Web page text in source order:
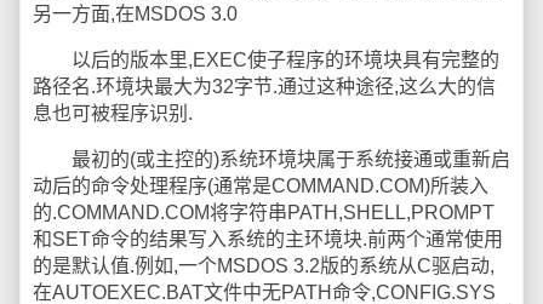
另一方面,在MSDOS 3.0
以后的版本里,EXEC使子程序的环境块具有完整的
路径名.环境块最大为32字节.通过这种途径,这么大的信
息也可被程序识别.
最初的(或主控的)系统环境块属于系统接通或重新启
动后的命令处理程序(通常是COMMAND.COM)所装入
的.COMMAND.COM将字符串PATH,SHELL,PROMPT
和SET命令的结果写入系统的主环境块.前两个通常使用
的是默认值.例如,一个MSDOS 3.2版的系统从C驱启动,
在AUTOEXEC.BAT文件中无PATH命令,CONFIG.SYS